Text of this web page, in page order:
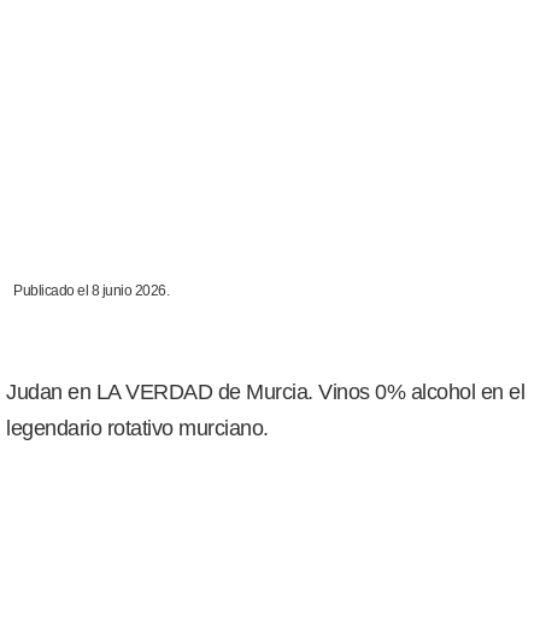
Publicado el 8 junio 2026.
Judan en LA VERDAD de Murcia. Vinos 0% alcohol en el
legendario rotativo murciano.